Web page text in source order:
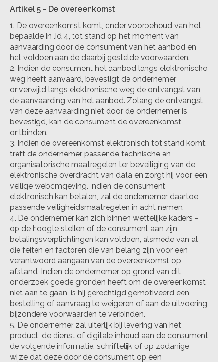
Artikel 5 - De overeenkomst
De overeenkomst komt, onder voorbehoud van het
bepaalde in lid 4, tot stand op het moment van
aanvaarding door de consument van het aanbod en
het voldoen aan de daarbij gestelde voorwaarden.
Indien de consument het aanbod langs elektronische
weg heeft aanvaard, bevestigt de ondernemer
onverwijld langs elektronische weg de ontvangst van
de aanvaarding van het aanbod. Zolang de ontvangst
van deze aanvaarding niet door de ondernemer is
bevestigd, kan de consument de overeenkomst
ontbinden.
Indien de overeenkomst elektronisch tot stand komt,
treft de ondernemer passende technische en
organisatorische maatregelen ter beveiliging van de
elektronische overdracht van data en zorgt hij voor een
veilige webomgeving. Indien de consument
elektronisch kan betalen, zal de ondernemer daartoe
passende veiligheidsmaatregelen in acht nemen.
De ondernemer kan zich binnen wettelijke kaders -
op de hoogte stellen of de consument aan zijn
betalingsverplichtingen kan voldoen, alsmede van al
die feiten en factoren die van belang zijn voor een
verantwoord aangaan van de overeenkomst op
afstand. Indien de ondernemer op grond van dit
onderzoek goede gronden heeft om de overeenkomst
niet aan te gaan, is hij gerechtigd gemotiveerd een
bestelling of aanvraag te weigeren of aan de uitvoering
bijzondere voorwaarden te verbinden.
De ondernemer zal uiterlijk bij levering van het
product, de dienst of digitale inhoud aan de consument
de volgende informatie, schriftelijk of op zodanige
wijze dat deze door de consument op een